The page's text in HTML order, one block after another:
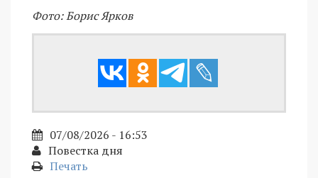
Фото: Борис Ярков
07/08/2026 - 16:53
Повестка дня
Печать